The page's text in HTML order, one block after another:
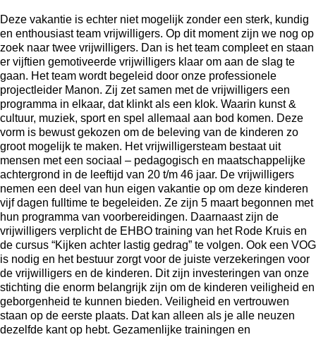
Deze vakantie is echter niet mogelijk zonder een sterk, kundig
en enthousiast team vrijwilligers. Op dit moment zijn we nog op
zoek naar twee vrijwilligers. Dan is het team compleet en staan
er vijftien gemotiveerde vrijwilligers klaar om aan de slag te
gaan. Het team wordt begeleid door onze professionele
projectleider Manon. Zij zet samen met de vrijwilligers een
programma in elkaar, dat klinkt als een klok. Waarin kunst &
cultuur, muziek, sport en spel allemaal aan bod komen. Deze
vorm is bewust gekozen om de beleving van de kinderen zo
groot mogelijk te maken. Het vrijwilligersteam bestaat uit
mensen met een sociaal – pedagogisch en maatschappelijke
achtergrond in de leeftijd van 20 t/m 46 jaar. De vrijwilligers
nemen een deel van hun eigen vakantie op om deze kinderen
vijf dagen fulltime te begeleiden. Ze zijn 5 maart begonnen met
hun programma van voorbereidingen. Daarnaast zijn de
vrijwilligers verplicht de EHBO training van het Rode Kruis en
de cursus “Kijken achter lastig gedrag” te volgen. Ook een VOG
is nodig en het bestuur zorgt voor de juiste verzekeringen voor
de vrijwilligers en de kinderen. Dit zijn investeringen van onze
stichting die enorm belangrijk zijn om de kinderen veiligheid en
geborgenheid te kunnen bieden. Veiligheid en vertrouwen
staan op de eerste plaats. Dat kan alleen als je alle neuzen
dezelfde kant op hebt. Gezamenlijke trainingen en